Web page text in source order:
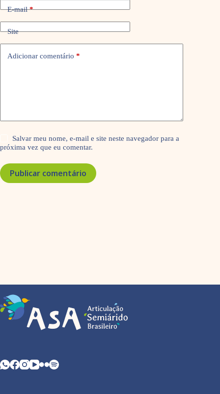
E-mail*
Site
Adicionar comentário *
Salvar meu nome, e-mail e site neste navegador para a
próxima vez que eu comentar.
Publicar comentário